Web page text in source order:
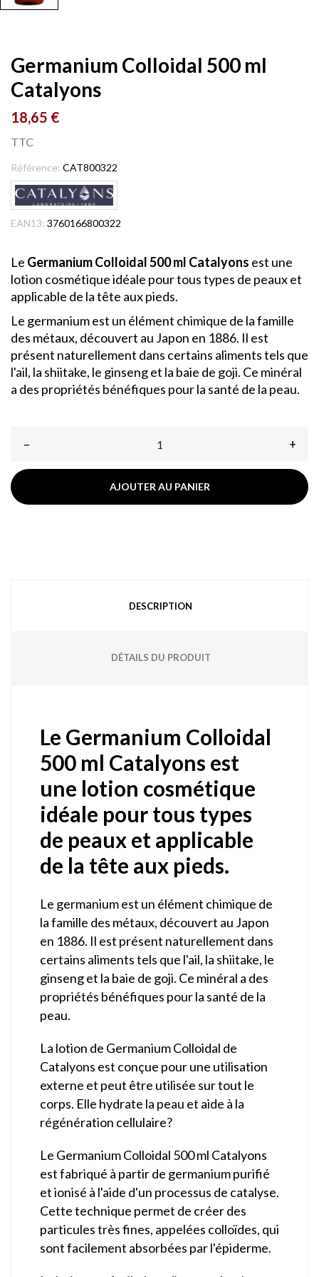
Germanium Colloidal 500 ml
Catalyons
18,65 €
TTC
Référence: CAT800322
EAN13: 3760166800322
Le Germanium Colloidal 500 ml Catalyons est une
lotion cosmétique idéale pour tous types de peaux et
applicable de la tête aux pieds.
Le germanium est un élément chimique de la famille
des métaux, découvert au Japon en 1886. Il est
présent naturellement dans certains aliments tels que
l'ail, la shiitake, le ginseng et la baie de goji. Ce minéral
a des propriétés bénéfiques pour la santé de la peau.
– +
AJOUTER AU PANIER
DESCRIPTION
DÉTAILS DU PRODUIT
Le Germanium Colloidal
500 ml Catalyons est
une lotion cosmétique
idéale pour tous types
de peaux et applicable
de la tête aux pieds.
Le germanium est un élément chimique de
la famille des métaux, découvert au Japon
en 1886. Il est présent naturellement dans
certains aliments tels que l'ail, la shiitake, le
ginseng et la baie de goji. Ce minéral a des
propriétés bénéfiques pour la santé de la
peau.
La lotion de Germanium Colloidal de
Catalyons est conçue pour une utilisation
externe et peut être utilisée sur tout le
corps. Elle hydrate la peau et aide à la
régénération cellulaire?
Le Germanium Colloidal 500 ml Catalyons
est fabriqué à partir de germanium purifié
et ionisé à l'aide d'un processus de catalyse.
Cette technique permet de créer des
particules très fines, appelées colloïdes, qui
sont facilement absorbées par l'épiderme.